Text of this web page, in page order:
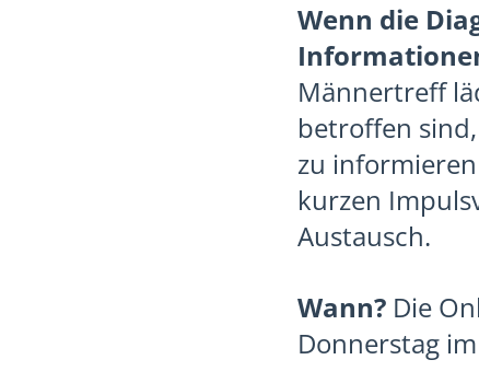
Wenn die
Männertreff
betroffen
zu
kurzen
Austausch.
Wann? Die
Donnerstag